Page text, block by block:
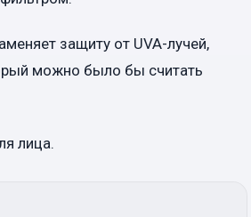
защиту от UVA-лучей,
можно было бы считать
лица.